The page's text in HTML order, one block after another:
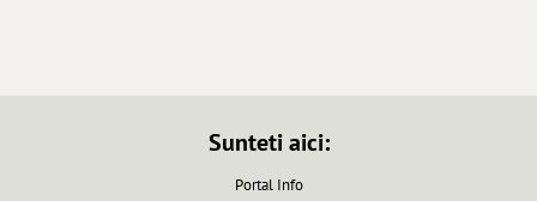
Sunteti aici:
Portal Info